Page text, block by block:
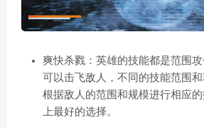
爽快杀戮：英雄的技能都是范围
可以击飞敌人，不同的技能范围和
根据敌人的范围和规模进行相应
上最好的选择。